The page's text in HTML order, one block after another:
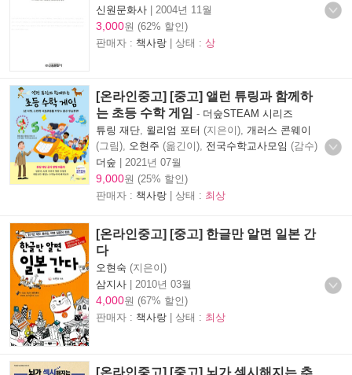
신원문화사 | 2004년 11월
3,000원 (62% 할인)
판매자 : 책사랑 | 상태 : 상
[온라인중고] [중고] 앨런 튜링과 함께하
는 초등 수학 게임 - 더숲STEAM 시리즈
튜링 재단 윌리엄 포터 (지은이), 개러스 콘웨이
(그림),
오현주 (옮긴이), 전국수학교사모임 (감수)
더숲 | 2021년 07월
9,000원 (25% 할인)
판매자 : 책사랑 | 상태 : 최상
[온라인중고] [중고] 한글만 알면 일본 간
다
오현숙 (지은이)
삼지사 | 2010년 03월
4,000원 (67% 할인)
판매자 : 책사랑 | 상태 : 최상
[온라인중고] [중고] 뇌가 섹시해지는 추